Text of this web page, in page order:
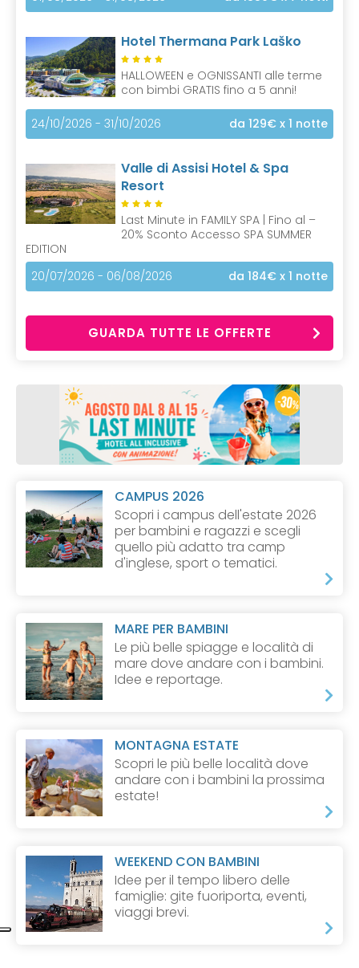
Hotel Thermana Park Laško
HALLOWEEN e OGNISSANTI alle terme
con bimbi GRATIS fino a 5 anni!
24/10/2026 - 31/10/2026 da 129€ x 1 notte
Valle di Assisi Hotel & Spa
Resort
Last Minute in FAMILY SPA | Fino al –
20% Sconto Accesso SPA SUMMER
EDITION
20/07/2026 - 06/08/2026
da 184€ x 1 notte
GUARDA TUTTE LE OFFERTE
CAMPUS 2026
Scopri i campus dell'estate 2026
per bambini e ragazzi e scegli
quello più adatto tra camp
d'inglese, sport o tematici.
MARE PER BAMBINI
Le più belle spiagge e località di
mare dove andare con i bambini.
Idee e reportage.
MONTAGNA ESTATE
Scopri le più belle località dove
andare con i bambini la prossima
estate!
WEEKEND CON BAMBINI
Idee per il tempo libero delle
famiglie: gite fuoriporta, eventi,
viaggi brevi.